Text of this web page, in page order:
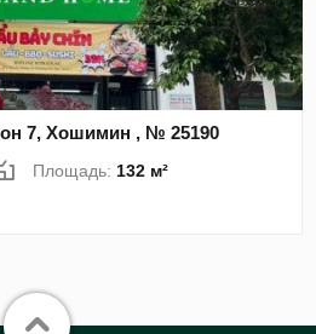
7, Хошимин , № 25190
Площадь: 132 м²